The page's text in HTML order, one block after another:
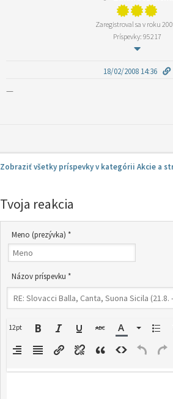
Zaregistroval sa v roku
Príspevky: 95217
18/02/2008 14:36
—
Zobraziť všetky príspevky v kategórii Akcie a
Tvoja reakcia
Meno (prezývka) *
Názov príspevku *
12pt